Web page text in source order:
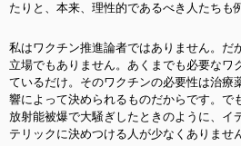
たりと、本来、理性的であるべき人たちも
私はワクチン推進論者ではありません。だ
立場でもありません。あくまでも必要なワ
ているだけ。そのワクチンの必要性は治療
響によって決められるものだからです。で
放射能被爆で大騒ぎしたときのように、イ
テリックに決めつける人が少なくありませ